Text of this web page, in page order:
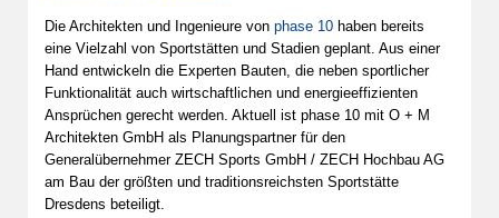
Die Architekten und Ingenieure von phase 10 haben bereits
eine Vielzahl von Sportstätten und Stadien geplant. Aus einer
Hand entwickeln die Experten Bauten, die neben sportlicher
Funktionalität auch wirtschaftlichen und energieeffizienten
Ansprüchen gerecht werden. Aktuell ist phase 10 mit O + M
Architekten GmbH als Planungspartner für den
Generalübernehmer ZECH Sports GmbH / ZECH Hochbau AG
am Bau der größten und traditionsreichsten Sportstätte
Dresdens beteiligt.